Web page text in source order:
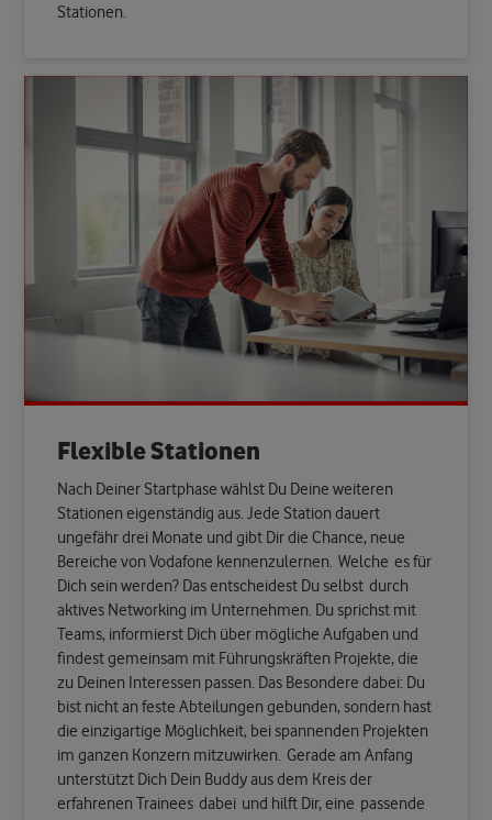
Stationen.
Flexible Stationen
Nach Deiner Startphase wählst Du Deine weiteren
Stationen eigenständig aus. Jede Station dauert
ungefähr drei Monate und gibt Dir die Chance, neue
Bereiche von Vodafone kennenzulernen.Welche es für
Dich sein werden? Das entscheidest Du selbstdurch
aktives Networking im Unternehmen. Du sprichst mit
Teams, informierst Dich über mögliche Aufgaben und
findest gemeinsam mit Führungskräften Projekte, die
zu Deinen Interessen passen. Das Besondere dabei: Du
bist nicht an feste Abteilungen gebunden, sondern hast
die einzigartige Möglichkeit, bei spannenden Projekten
im ganzen Konzern mitzuwirken. Gerade am Anfang
unterstützt Dich Dein Buddy aus dem Kreis der
erfahrenen Trainees dabei und hilft Dir, eine passende